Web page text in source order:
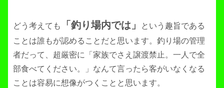
どう考えても 「釣り場内では」
という趣旨である
ことは誰もが認めることだと思います。釣り場の管理
者だって、超厳密に「家族でさえ譲渡禁止。一人で全
部食べてください。」なんて言ったら客がいなくなる
ことは容易に想像がつくことと思います。